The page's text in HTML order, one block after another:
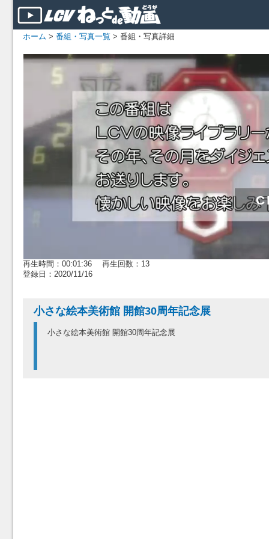
ホーム > 番組・写真一覧 > 番組・写真詳細
再生時間：00:01:36 再生回数：13
登録日：2020/11/16
小さな絵本美術館 開館30周年記念展
小さな絵本美術館 開館30周年記念展